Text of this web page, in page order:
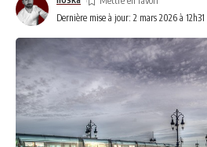
Dernière mise à jour: 2 mars 2026 à 12h31